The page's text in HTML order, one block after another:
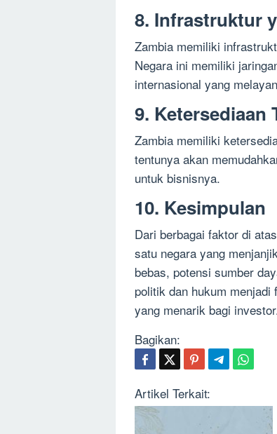
8. Infrastruktur
Zambia memiliki
Negara ini memiliki
internasional yang
9. Ketersediaan
Zambia memiliki
tentunya akan
untuk bisnisnya.
10. Kesimpulan
Dari berbagai faktor di
satu negara yang
bebas, potensi sumber
politik dan hukum menjadi
yang menarik bagi
Bagikan:
Artikel Terkait: